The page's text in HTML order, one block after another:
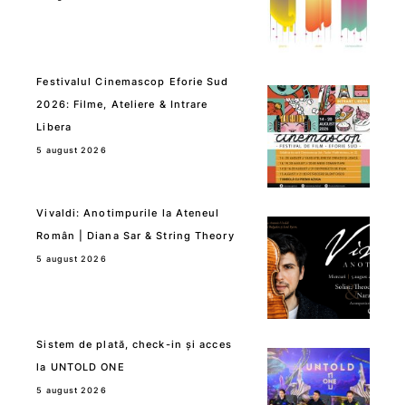
Festivalul Cinemascop Eforie Sud
2026: Filme, Ateliere & Intrare
Libera
5 august 2026
Vivaldi: Anotimpurile la Ateneul
Român | Diana Sar & String Theory
5 august 2026
Sistem de plată, check-in și acces
la UNTOLD ONE
5 august 2026